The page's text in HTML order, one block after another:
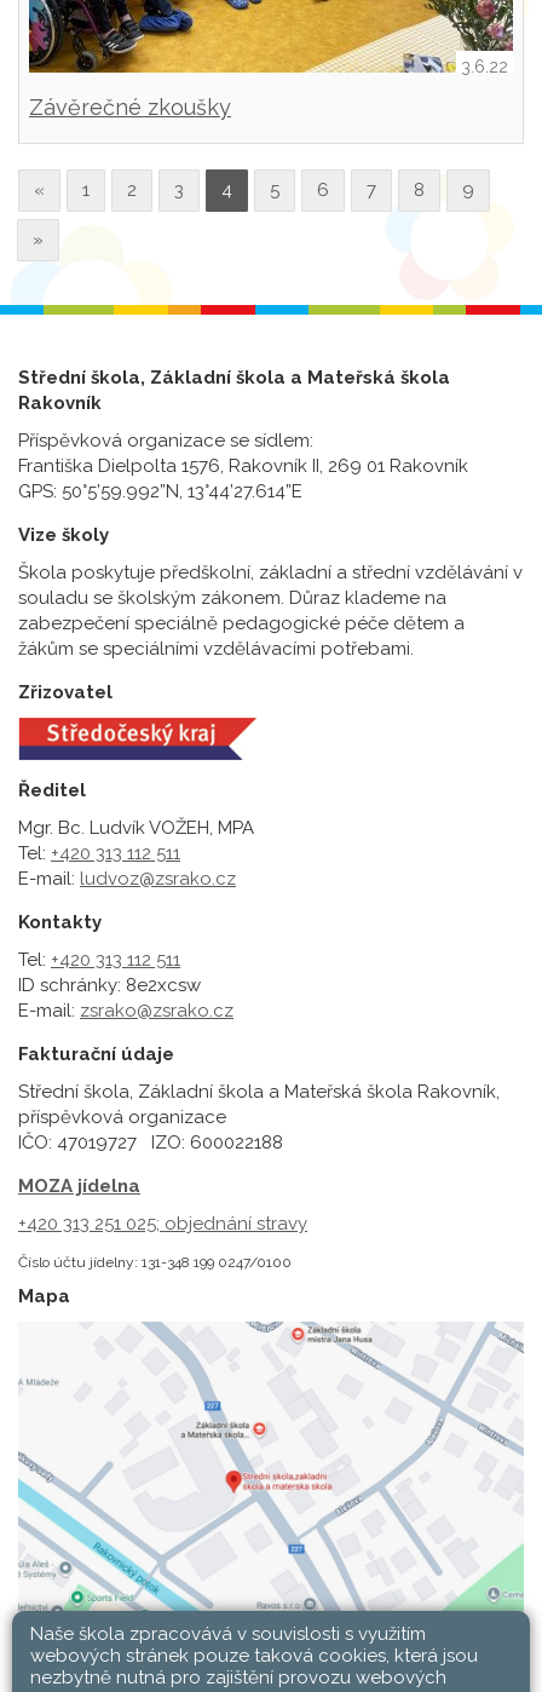
3.6.22
Závěrečné zkoušky
« 1 2 3 4 5 6 7 8 9
»
Střední škola, Základní škola a Mateřská škola
Rakovník
Příspěvková organizace se sídlem:
Františka Dielpolta 1576, Rakovník II, 269 01 Rakovník
GPS: 50°5’59.992”N, 13°44’27.614”E
Vize školy
Škola poskytuje předškolní, základní a střední vzdělávání v
souladu se školským zákonem. Důraz klademe na
zabezpečení speciálně pedagogické péče dětem a
žákům se speciálními vzdělávacími potřebami.
Zřizovatel
Ředitel
Mgr. Bc. Ludvík VOŽEH, MPA
Tel: +420 313 112 511
E-mail: ludvoz@zsrako.cz
Kontakty
Tel: +420 313 112 511
ID schránky: 8e2xcsw
E-mail: zsrako@zsrako.cz
Fakturační údaje
Střední škola, Základní škola a Mateřská škola Rakovník,
příspěvková organizace
IČO: 47019727 IZO: 600022188
MOZA jídelna
+420 313 251 025; objednání stravy
Číslo účtu jídelny: 131-348 199 0247/0100
Mapa
Naše škola zpracovává v souvislosti s využitím
webových stránek pouze taková cookies, která jsou
nezbytně nutná pro zajištění provozu webových